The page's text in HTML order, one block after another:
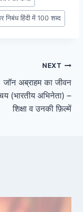
निबंध हिंदी में 100 शब्द
NEXT
जॉन अब्राहम का जीवन
(भारतीय अभिनेता) –
शिक्षा व उनकी फ़िल्में